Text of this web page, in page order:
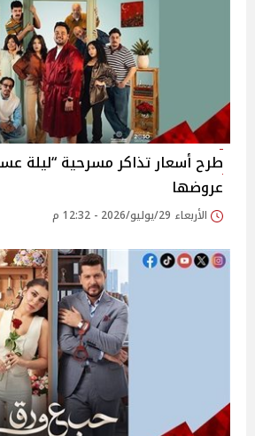
طرح أسعار تذاكر مسرحية “ليلة
عروضها
الأربعاء 29/يوليو/2026 - 12:32 م